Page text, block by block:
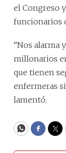
el Congreso
funcionarios
“Nos alarma
millonarios
que tienen
enfermeras
lamentó.
WhatsApp